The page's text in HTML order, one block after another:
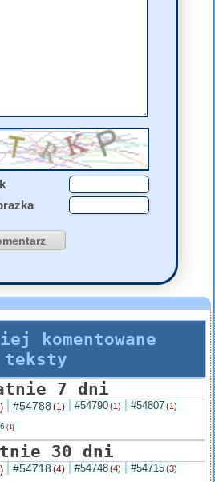
komentowane
teksty
7 dni
#54788 (1) #54790(1) #54807(1)
(1)
30 dni
#54718 (4) #54748(4) #54715(3)